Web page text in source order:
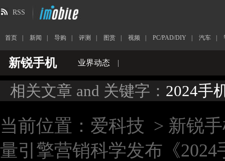
RSS
首页 新闻 导购 评测 图赏 视频 PC/PAD/DIY 汽车
新锐手机 业界动态 |
相关文章 and 关键字： 2024手
当前位置： 爱科技 > 新锐
量引擎营销科学发布《